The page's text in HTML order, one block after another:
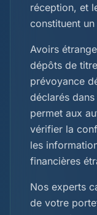
réception, et
constituent
Avoirs
dépôts de
prévoyance
déclarés
permet aux
vérifier la
les
financières
Nos experts
de votre